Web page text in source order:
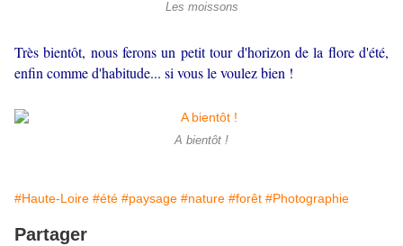
Les moissons
Très bientôt, nous ferons un petit tour d'horizon de la flore d'été,
enfin comme d'habitude... si vous le voulez bien !
A bientôt !
#Haute-Loire #été #paysage #nature #forêt #Photographie
Partager